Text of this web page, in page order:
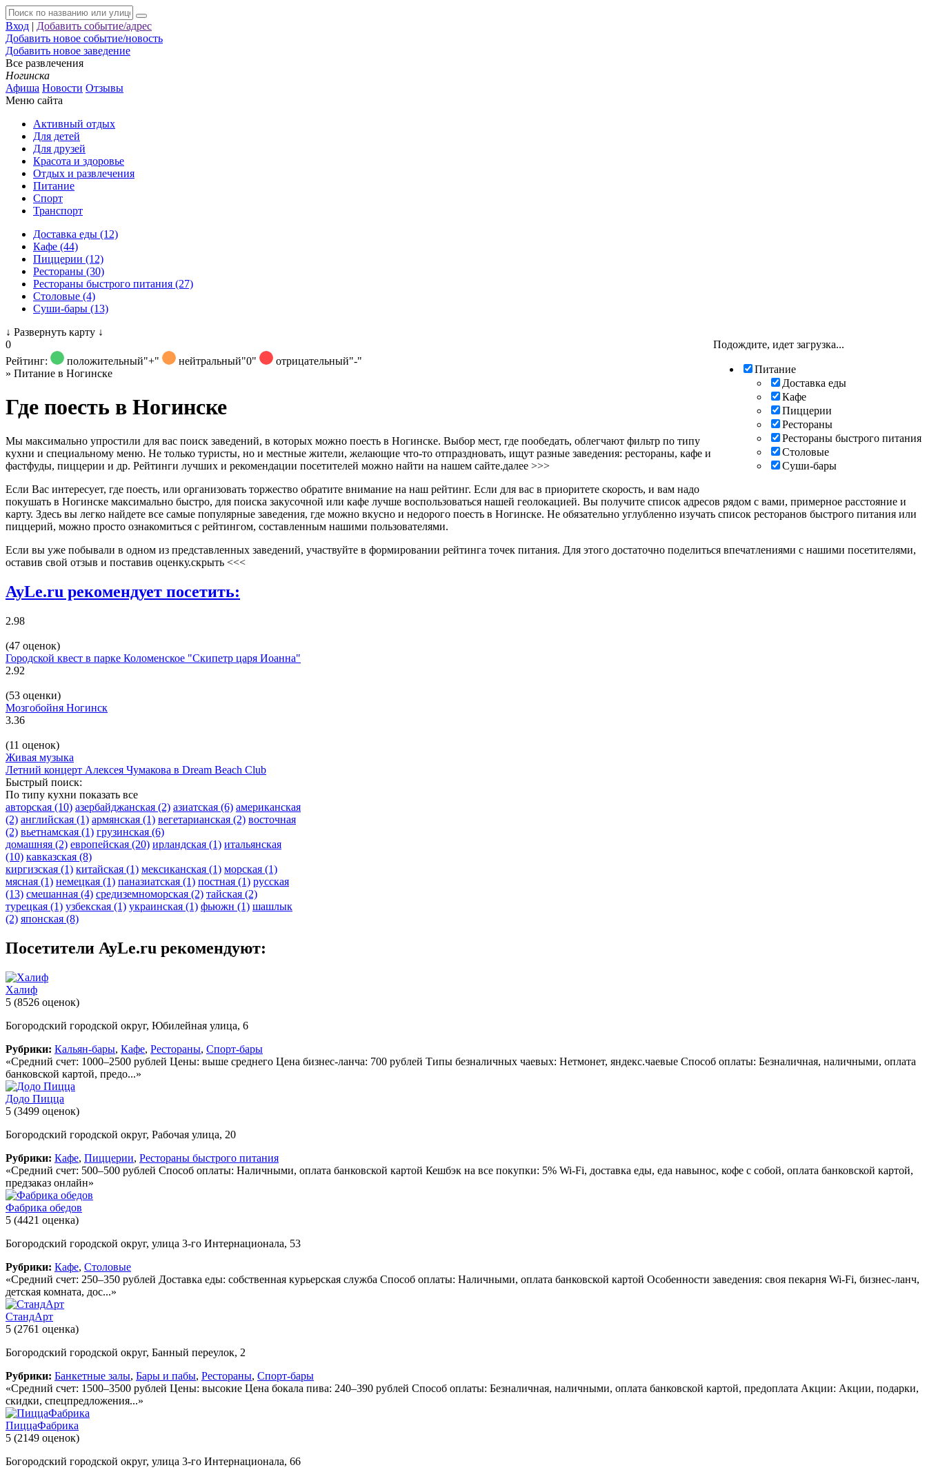
Вход | Добавить событие/адрес
Добавить новое событие/новость
Добавить новое заведение
Все развлечения
Ногинска
Афиша Новости Отзывы
Меню сайта
Активный отдых
Для детей
Для друзей
Красота и здоровье
Отдых и развлечения
Питание
Спорт
Транспорт
Доставка еды (12)
Кафе (44)
Пиццерии (12)
Рестораны (30)
Рестораны быстрого питания (27)
Столовые (4)
Суши-бары (13)
↓ Развернуть карту ↓
Подождите, идет загрузка...
Питание
Доставка еды
Кафе
Пиццерии
Рестораны
Рестораны быстрого питания
Столовые
Суши-бары
0
Рейтинг:
положительный"+" нейтральный"0" отрицательный"-"
» Питание в Ногинске
Где поесть в Ногинске
Мы максимально упростили для вас поиск заведений, в которых можно поесть в Ногинске. Выбор мест, где пообедать, облегчают фильтр по типу
кухни и специальному меню. Не только туристы, но и местные жители, желающие что-то отпраздновать, ищут разные заведения: рестораны, кафе и
фастфуды, пиццерии и др. Рейтинги лучших и рекомендации посетителей можно найти на нашем сайте.далее >>>
Если Вас интересует, где поесть, или организовать торжество обратите внимание на наш рейтинг. Если для вас в приоритете скорость, и вам надо
покушать в Ногинске максимально быстро, для поиска закусочной или кафе лучше воспользоваться нашей геолокацией. Вы получите список адресов рядом с вами, примерное расстояние и
карту. Здесь вы легко найдете все самые популярные заведения, где можно вкусно и недорого поесть в Ногинске. Не обязательно углубленно изучать список ресторанов быстрого питания или
пиццерий, можно просто ознакомиться с рейтингом, составленным нашими пользователями.
Если вы уже побывали в одном из представленных заведений, участвуйте в формировании рейтинга точек питания. Для этого достаточно поделиться впечатлениями с нашими посетителями,
оставив свой отзыв и поставив оценку.скрыть <<<
AyLe.ru рекомендует посетить:
2.98
(47 оценок)
Городской квест в парке Коломенское "Скипетр царя Иоанна"
2.92
(53 оценки)
Мозгобойня Ногинск
3.36
(11 оценок)
Живая музыка
Летний концерт Алексея Чумакова в Dream Beach Club
Быстрый поиск:
По типу кухни показать все
авторская (10) азербайджанская (2) азиатская (6) американская
(2) английская (1) армянская (1) вегетарианская (2) восточная
(2) вьетнамская (1) грузинская (6)
домашняя (2) европейская (20) ирландская (1) итальянская
(10) кавказская (8)
киргизская (1) китайская (1) мексиканская (1) морская (1)
мясная (1) немецкая (1) паназиатская (1) постная (1) русская
(13) смешанная (4) средиземноморская (2) тайская (2)
турецкая (1) узбекская (1) украинская (1) фьюжн (1) шашлык
(2) японская (8)
Посетители AyLe.ru рекомендуют:
Халиф
5 (8526 оценок)
Богородский городской округ, Юбилейная улица, 6
Рубрики: Кальян-бары, Кафе, Рестораны, Спорт-бары
«Средний счет: 1000–2500 рублей Цены: выше среднего Цена бизнес-ланча: 700 рублей Типы безналичных чаевых: Нетмонет, яндекс.чаевые Способ оплаты: Безналичная, наличными, оплата
банковской картой, предо...»
Додо Пицца
5 (3499 оценок)
Богородский городской округ, Рабочая улица, 20
Рубрики: Кафе, Пиццерии, Рестораны быстрого питания
«Средний счет: 500–500 рублей Способ оплаты: Наличными, оплата банковской картой Кешбэк на все покупки: 5% Wi-Fi, доставка еды, еда навынос, кофе с собой, оплата банковской картой,
предзаказ онлайн»
Фабрика обедов
5 (4421 оценка)
Богородский городской округ, улица 3-го Интернационала, 53
Рубрики: Кафе, Столовые
«Средний счет: 250–350 рублей Доставка еды: собственная курьерская служба Способ оплаты: Наличными, оплата банковской картой Особенности заведения: своя пекарня Wi-Fi, бизнес-ланч,
детская комната, дос...»
СтандАрт
5 (2761 оценка)
Богородский городской округ, Банный переулок, 2
Рубрики: Банкетные залы, Бары и пабы, Рестораны, Спорт-бары
«Средний счет: 1500–3500 рублей Цены: высокие Цена бокала пива: 240–390 рублей Способ оплаты: Безналичная, наличными, оплата банковской картой, предоплата Акции: Акции, подарки,
скидки, спецпредложения...»
ПиццаФабрика
5 (2149 оценок)
Богородский городской округ, улица 3-го Интернационала, 66